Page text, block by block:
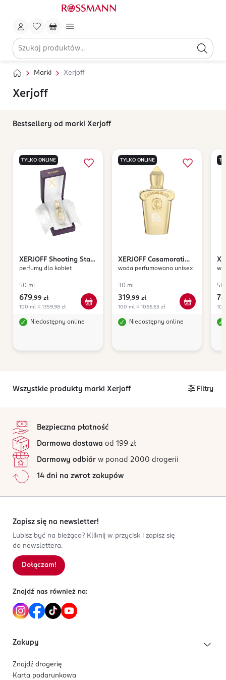
Marki Xerjoff
Xerjoff
Bestsellery od marki Xerjoff
TYLKO ONLINE
XERJOFF Shooting Stars
Lua
perfumy dla kobiet
50 ml
679,99 zł
100 ml = 1359,98 zł
Niedostępny online
TYLKO ONLINE
XERJOFF Casamorati
1888 Casa Futura
woda perfumowana unisex
30 ml
319,99 zł
100 ml = 1066,63 zł
Niedostępny online
50
100
Wszystkie produkty marki Xerjoff Filtry
Bezpieczna płatność
Darmowa dostawa od 199 zł
Darmowy odbiór w ponad 2000 drogerii
14 dni na zwrot zakupów
Zapisz się na newsletter!
Lubisz być na bieżąco? Kliknij w przycisk i zapisz się
do newslettera.
Dołączam!
Znajdź nas również na:
Zakupy
Znajdź drogerię
Karta podarunkowa